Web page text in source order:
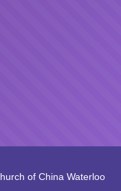
of China Waterloo